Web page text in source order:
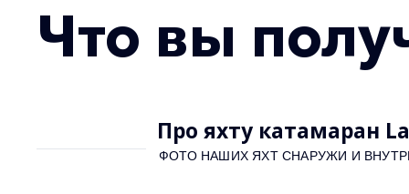
Что вы
Про яхту катамаран
ФОТО НАШИХ ЯХТ СНАРУЖИ И